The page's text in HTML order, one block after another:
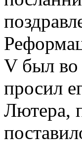
V был во
просил
Лютера,